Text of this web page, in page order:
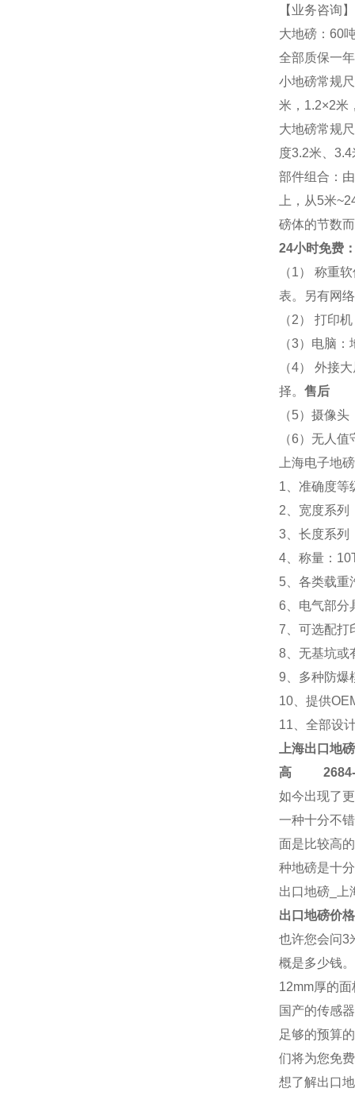
【业务咨询
大地磅：60
全部质保一
小地磅常规
米，1.2×2米
大地磅常规
度3.2米、
部件组合：
上，从5米
磅体的节数
24小时免费
（1） 称重
表。另有网
（2） 打印
（3）电脑
（4） 外接
择。 售后
（5）摄像
（6）无人
上海电子地
1、准确度等
2、宽度系列
3、长度系列
4、称量：
5、各类载重
6、电气部分
7、可选配打
8、无基坑或
9、多种防爆
10、提供
11、全部设
上海出口地磅
高2684-
如今出现了
一种十分不
面是比较高
种地磅是十
出口地磅_上
出口地磅价
也许您会问3
概是多少钱
12mm厚的
国产的传感
足够的预算
们将为您免
想了解出口